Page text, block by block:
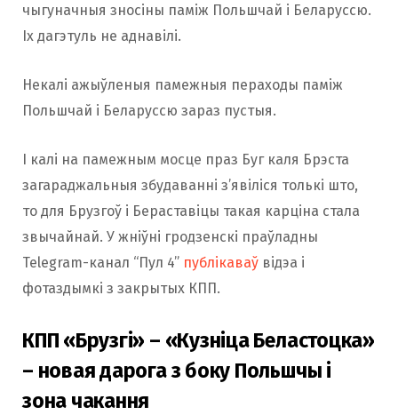
чыгуначныя зносіны паміж Польшчай і Беларуссю.
Іх дагэтуль не аднавілі.
Некалі ажыўленыя памежныя пераходы паміж
Польшчай і Беларуссю зараз пустыя.
І калі на памежным мосце праз Буг каля Брэста
загараджальныя збудаванні з’явіліся толькі што,
то для Брузгоў і Бераставіцы такая карціна стала
звычайнай. У жніўні гродзенскі праўладны
Telegram-канал “Пул 4” публікаваў відэа і
фотаздымкі з закрытых КПП.
КПП «Брузгі» – «Кузніца Беластоцка»
– новая дарога з боку Польшчы і
зона чакання